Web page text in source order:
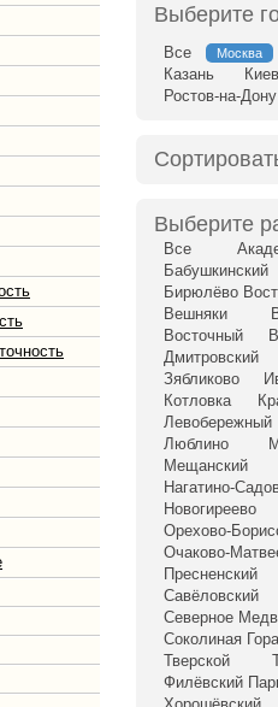
Выберите
Все Москва
Казань
Ростов-на-Дону
Выберите
Все
Бабушкинский
Бирюлёво
Вешняки
Восточный
Дмитровский
Зябликово
Котловка
Левобережный
Люблино
Мещанский
Нагатино-
Новогиреево
Орехово-
Очаково-
Пресненский
Савёловский
Северное
Соколиная Гора
Тверской
Филёвский